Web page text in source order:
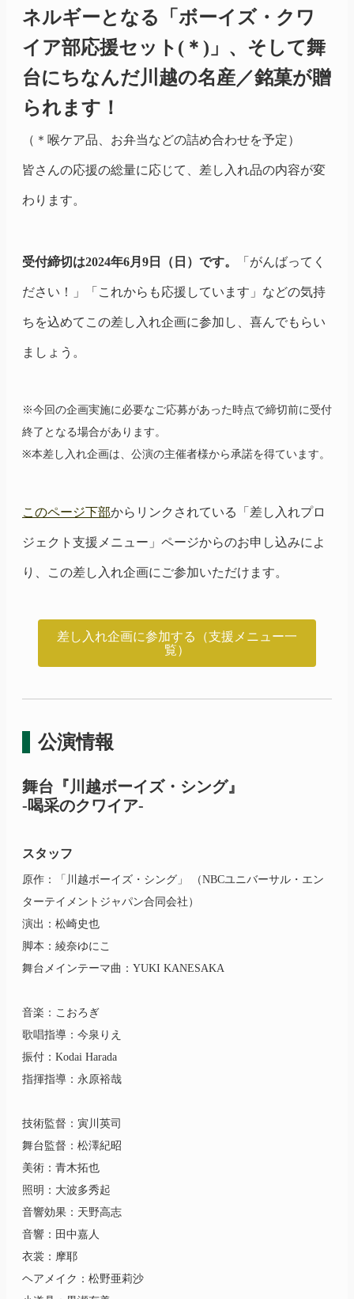
ネルギーとなる「ボーイズ・クワ
イア部応援セット(＊)」、そして舞
台にちなんだ川越の名産／銘菓が贈
られます！
（＊喉ケア品、お弁当などの詰め合わせを予定）
皆さんの応援の総量に応じて、差し入れ品の内容が変
わります。
受付締切は2024年6月9日（日）です。 「がんばってく
ださい！」「これからも応援しています」などの気持
ちを込めてこの差し入れ企画に参加し、喜んでもらい
ましょう。
※今回の企画実施に必要なご応募があった時点で締切前に受付
終了となる場合があります。
※本差し入れ企画は、公演の主催者様から承諾を得ています。
このページ下部からリンクされている「差し入れプロ
ジェクト支援メニュー」ページからのお申し込みによ
り、この差し入れ企画にご参加いただけます。
差し入れ企画に参加する（支援メニュー一
覧）
公演情報
舞台 『川越ボーイズ・シング』
-喝采のクワイア-
スタッフ
原作：「川越ボーイズ・シング」 （NBCユニバーサル・エン
ターテイメントジャパン合同会社）
演出：松崎史也
脚本：綾奈ゆにこ
舞台メインテーマ曲：YUKI KANESAKA
音楽：こおろぎ
歌唱指導：今泉りえ
振付：Kodai Harada
指揮指導：永原裕哉
技術監督：寅川英司
舞台監督：松澤紀昭
美術：青木拓也
照明：大波多秀起
音響効果：天野高志
音響：田中嘉人
衣裳：摩耶
ヘアメイク：松野亜莉沙